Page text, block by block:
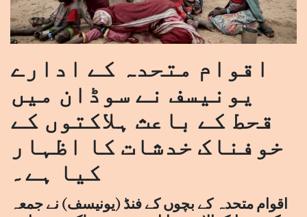
اقوام متحدہ کے ادارے
یونیسف نے سوڈان میں
قحط کے باعث ہلاکتوں کے
خوفناک خدشات کا اظہار
کیا ہے۔
اقوام متحدہ کے بچوں کے فنڈ (یونیسف) نے جمعہ